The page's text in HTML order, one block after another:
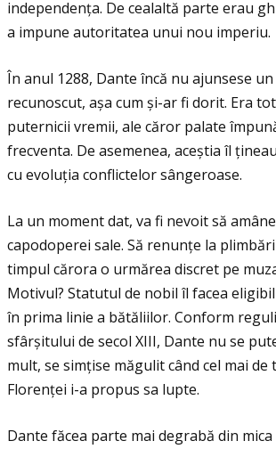
independenţa. De cealaltă parte erau
a impune autoritatea unui nou imperiu.
În anul 1288, Dante încă nu ajunsese
recunoscut, așa cum și-ar fi dorit. Era
puternicii vremii, ale căror palate
frecventa. De asemenea, aceștia îl
cu evoluţia conflictelor sângeroase.
La un moment dat, va fi nevoit să
capodoperei sale. Să renunţe la
timpul cărora o urmărea discret pe
Motivul? Statutul de nobil îl facea
în prima linie a bătăliilor. Conform
sfârșitului de secol XIII, Dante nu se
mult, se simţise măgulit când cel mai
Florenţei i-a propus sa lupte.
Dante făcea parte mai degrabă din